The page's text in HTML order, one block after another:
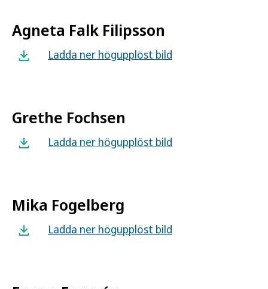
Agneta Falk Filipsson
Ladda ner högupplöst bild
Grethe Fochsen
Ladda ner högupplöst bild
Mika Fogelberg
Ladda ner högupplöst bild